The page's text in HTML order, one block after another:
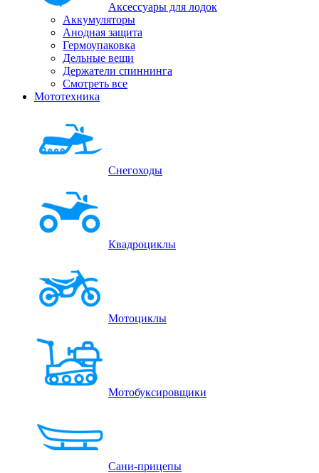
Аксессуары для лодок
Аккумуляторы
Анодная защита
Гермоупаковка
Дельные вещи
Держатели спиннинга
Смотреть все
Мототехника
Снегоходы
Квадроциклы
Мотоциклы
Мотобуксировщики
Сани-прицепы